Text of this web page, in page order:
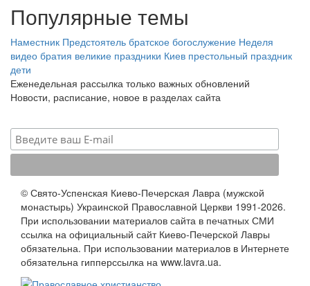
Популярные темы
Наместник Предстоятель братское богослужение Неделя
видео братия великие праздники Киев престольный праздник
дети
Еженедельная рассылка только важных обновлений
Новости, расписание, новое в разделах сайта
© Свято-Успенская Киево-Печерская Лавра (мужской
монастырь) Украинской Православной Церкви 1991-2026.
При использовании материалов сайта в печатных СМИ
ссылка на официальный сайт Киево-Печерской Лавры
обязательна. При использовании материалов в Интернете
обязательна гипперссылка на www.lavra.ua.